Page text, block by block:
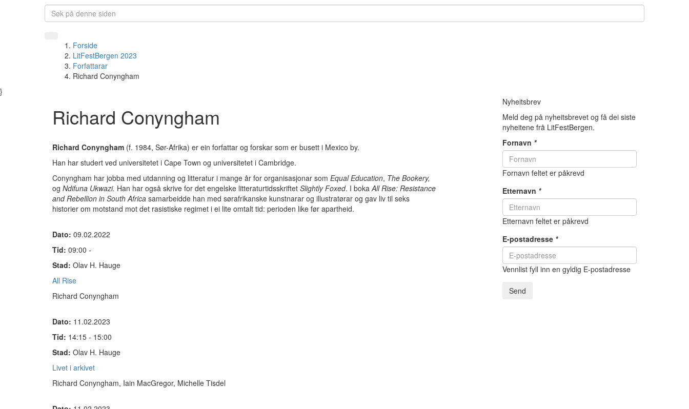
Forside
LitFestBergen 2023
Forfattarar
Richard Conyngham
}
Richard Conyngham
Richard Conyngham (f. 1984, Sør-Afrika) er ein forfattar og forskar som er busett i Mexico by.
Han har studert ved universitetet i Cape Town og universitetet i Cambridge.
Conyngham har jobba med utdanning og litteratur i mange år for organisasjonar som Equal Education, The Bookery,
og Ndifuna Ukwazi. Han har også skrive for det engelske litteraturtidsskriftet Slightly Foxed. I bokaAll Rise: Resistance
and Rebellion in South Africa samarbeidde han med sørafrikanske kunstnarar og illustratørar og gav liv til seks
historier om motstand mot det rasistiske regimet i ei lite omtalt tid: perioden like før apartheid.
Dato: 09.02.2022
Tid: 09:00 -
Stad: Olav H. Hauge
All Rise
Richard Conyngham
Dato: 11.02.2023
Tid: 14:15 - 15:00
Stad: Olav H. Hauge
Livet i arkivet
Richard Conyngham, Iain MacGregor, Michelle Tisdel
Nyheitsbrev
Meld deg på nyheitsbrevet og få dei siste
nyheitene frå LitFestBergen.
Fornavn *
Fornavn feltet er påkrevd
Etternavn *
Etternavn feltet er påkrevd
E-postadresse *
Vennlist fyll inn en gyldig E-postadresse
Send